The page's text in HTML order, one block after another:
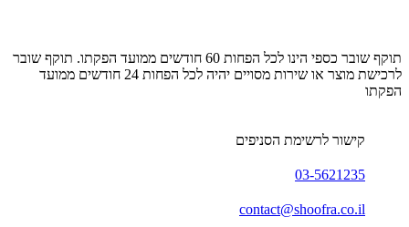
תוקף שובר כספי הינו לכל הפחות 60 חודשים ממועד הפקתו. תוקף שובר
לרכישת מוצר או שירות מסויים יהיה לכל הפחות 24 חודשים ממועד
הפקתו
קישור לרשימת הסניפים
03-5621235
contact@shoofra.co.il